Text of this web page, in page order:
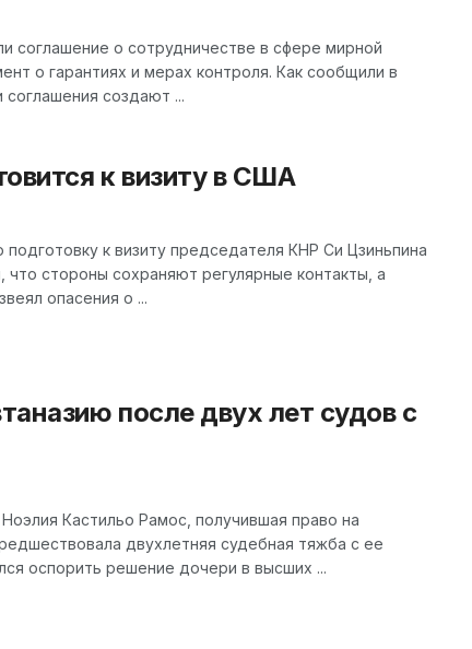
соглашение о сотрудничестве в сфере мирной
о гарантиях и мерах контроля. Как сообщили в
создают ...
к визиту в США
к визиту председателя КНР Си Цзиньпина
что стороны сохраняют регулярные контакты, а
опасения о ...
после двух лет судов с
Кастильо Рамос, получившая право на
двухлетняя судебная тяжба с ее
оспорить решение дочери в высших ...